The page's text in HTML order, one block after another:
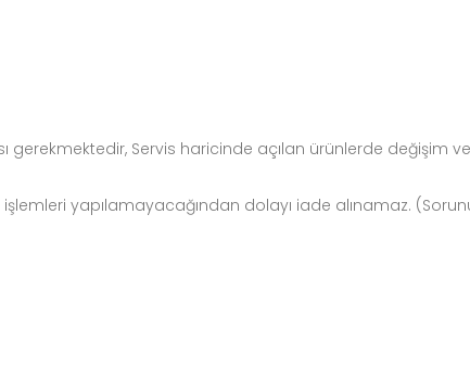
Servis haricinde açılan ürünlerde değişim ve
işlemleri yapılamayacağından dolayı iade alınamaz.